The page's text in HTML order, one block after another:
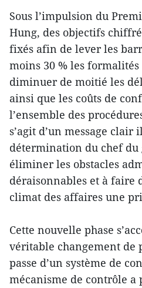
Sous l’impulsion du
Hung, des objectifs
fixés afin de lever les
moins 30 % les
diminuer de moitié les
ainsi que les coûts de
l’ensemble des
s’agit d’un message
détermination du chef du
éliminer les obstacles
déraisonnables et à faire
climat des affaires une
Cette nouvelle phase
véritable changement de
passe d’un système de
mécanisme de contrôle a